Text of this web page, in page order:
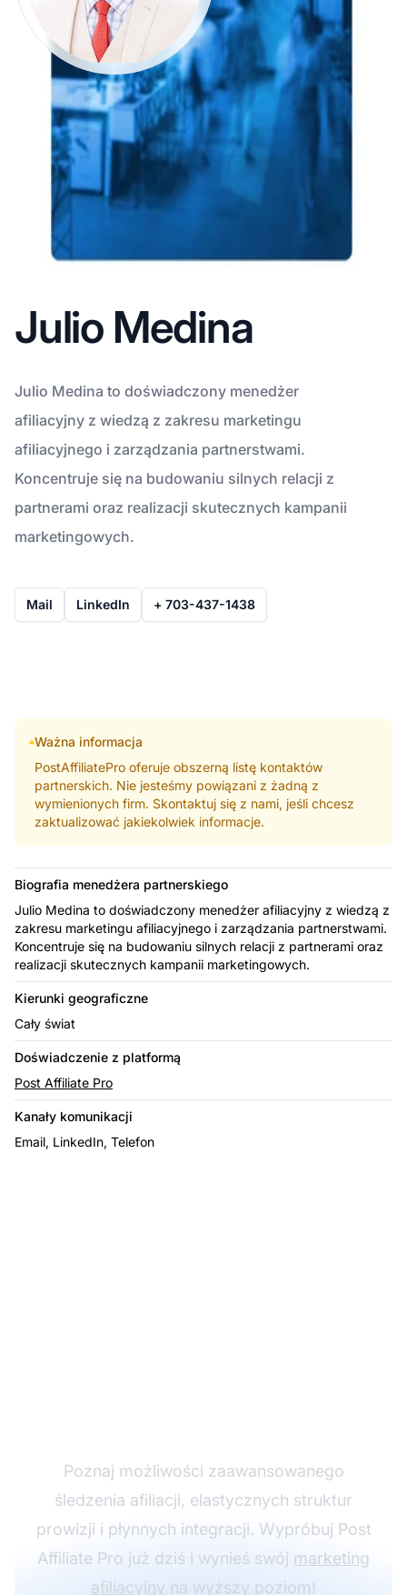
Julio Medina
Julio Medina to doświadczony menedżer
afiliacyjny z wiedzą z zakresu marketingu
afiliacyjnego i zarządzania partnerstwami.
Koncentruje się na budowaniu silnych relacji z
partnerami oraz realizacji skutecznych kampanii
marketingowych.
Mail LinkedIn + 703-437-1438
Ważna informacja
PostAffiliatePro oferuje obszerną listę kontaktów
partnerskich. Nie jesteśmy powiązani z żadną z
wymienionych firm. Skontaktuj się z nami, jeśli chcesz
zaktualizować jakiekolwiek informacje.
Biografia menedżera partnerskiego
Julio Medina to doświadczony menedżer afiliacyjny z wiedzą z
zakresu marketingu afiliacyjnego i zarządzania partnerstwami.
Koncentruje się na budowaniu silnych relacji z partnerami oraz
realizacji skutecznych kampanii marketingowych.
Kierunki geograficzne
Cały świat
Doświadczenie z platformą
Post Affiliate Pro
Kanały komunikacji
Email, LinkedIn, Telefon
Poznaj możliwości zaawansowanego
śledzenia afiliacji, elastycznych struktur
prowizji i płynnych integracji. Wypróbuj Post
Affiliate Pro już dziś i wynieś swój marketing
afiliacyjny na wyższy poziom!